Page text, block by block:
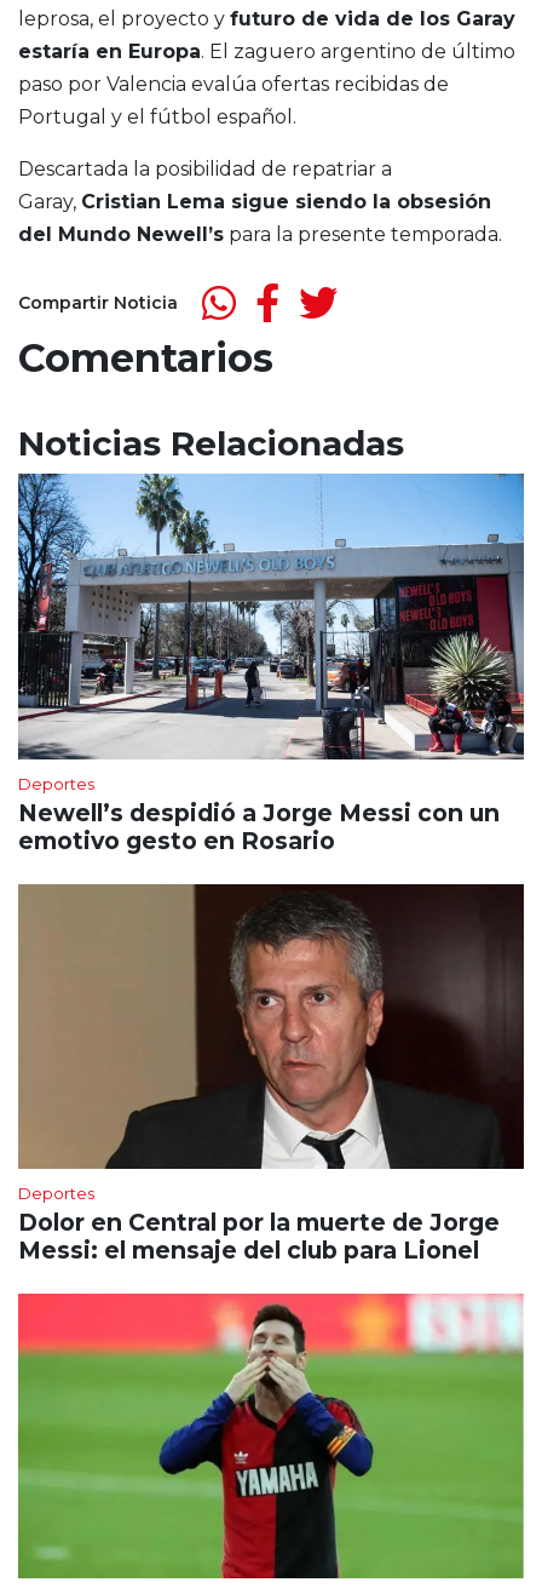
leprosa, el proyecto y futuro de vida de los Garay
estaría en Europa. El zaguero argentino de último
paso por Valencia evalúa ofertas recibidas de
Portugal y el fútbol español.
Descartada la posibilidad de repatriar a
Garay, Cristian Lema sigue siendo la obsesión
del Mundo Newell’s para la presente temporada.
Compartir Noticia
Comentarios
Noticias Relacionadas
Deportes
Newell’s despidió a Jorge Messi con un
emotivo gesto en Rosario
Deportes
Dolor en Central por la muerte de Jorge
Messi: el mensaje del club para Lionel